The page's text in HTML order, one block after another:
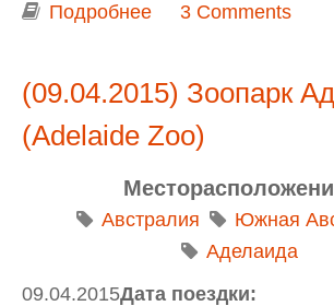
Подробнее о Ботанический
3 Comments
(09.04.2015) Зоопарк
(Adelaide Zoo)
Австралия
Южная
Аделаида
Дата поездки:
09.04.2015